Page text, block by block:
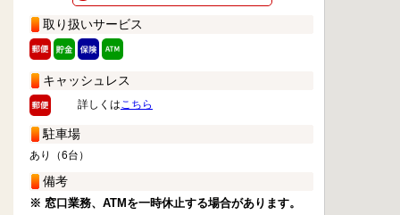
取り扱いサービス
キャッシュレス
詳しくはこちら
駐車場
あり（6台）
備考
※ 窓口業務、ATMを一時休止する場合があります。